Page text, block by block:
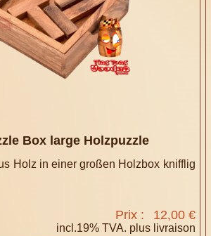
Box large Holzpuzzle
Holz in einer großen Holzbox knifflig
Prix : 12,00 €
incl.19% TVA. plus livraison